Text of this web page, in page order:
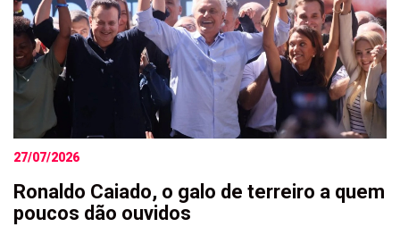
27/07/2026
Ronaldo Caiado, o galo de terreiro a quem
poucos dão ouvidos